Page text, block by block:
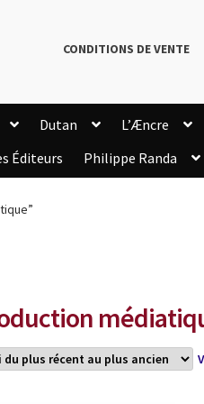
CONDITIONS DE VENTE
Dutan L’Æncre
Éditeurs Philippe Randa